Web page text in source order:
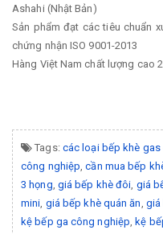
Ashahi (Nhật Bản)
Sản phẩm đạt các tiêu chuẩn
chứng nhận ISO 9001-2013
Hàng Việt Nam chất lượng cao
Tags: các loại bếp khè
công nghiệp ,cần mua bếp
3 họng giá bếp khè đôi giá
mini giá bếp khè quán ăn giá
kệ bếp ga công nghiệp ,kệ